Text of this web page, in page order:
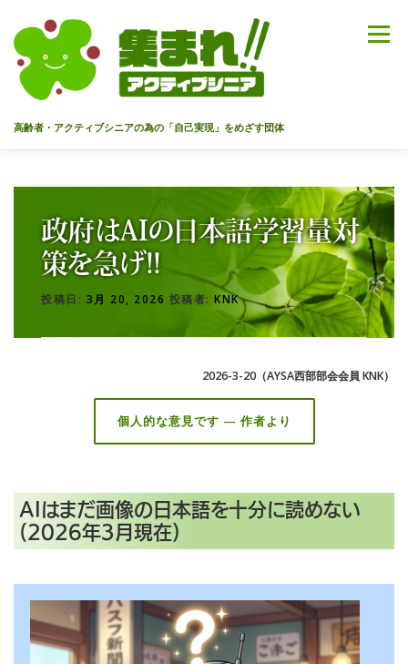
高齢者・アクティブシニアの為の「自己実現」をめざす団体
メニュー
HOME 代表あいさつ 私達について 今までのセミナー
メンバー 情報を募集中！ お問合せ 最新情報
プライバシーポリシー
政府はAIの日本語学習量対
策を急げ!!
投稿日: 3月 20, 2026 投稿者: KNK
2026-3-20（AYSA西部部会会員 KNK）
個人的な意見です — 作者より
AIはまだ画像の日本語を十分に読めない
(2026年3月現在)